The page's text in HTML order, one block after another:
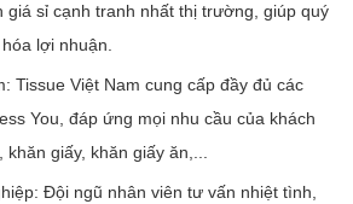
giá sỉ cạnh tranh nhất thị trường, giúp quý
lợi nhuận.
Tissue Việt Nam cung cấp đầy đủ các
You, đáp ứng mọi nhu cầu của khách
khăn giấy, khăn giấy ăn,...
Đội ngũ nhân viên tư vấn nhiệt tình,